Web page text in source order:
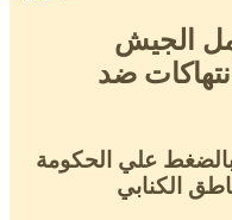
الجيش
ضد
بالضغط علي الحكومة
الكنابي